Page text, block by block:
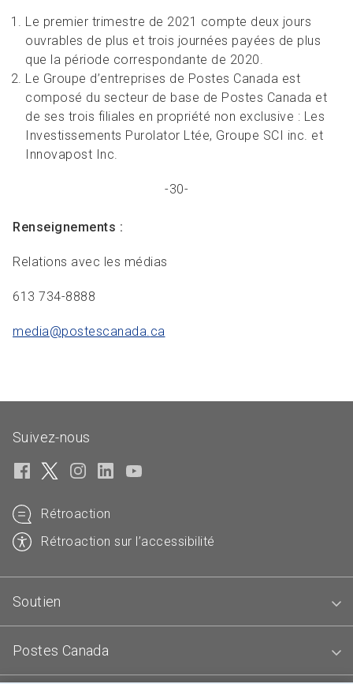
Le premier trimestre de 2021 compte deux jours
ouvrables de plus et trois journées payées de plus
que la période correspondante de 2020.
Le Groupe d’entreprises de Postes Canada est
composé du secteur de base de Postes Canada et
de ses trois filiales en propriété non exclusive : Les
Investissements Purolator Ltée, Groupe SCI inc. et
Innovapost Inc.
-30-
Renseignements :
Relations avec les médias
613 734-8888
media@postescanada.ca
Suivez-nous
Rétroaction
Rétroaction sur l’accessibilité
Soutien
Postes Canada